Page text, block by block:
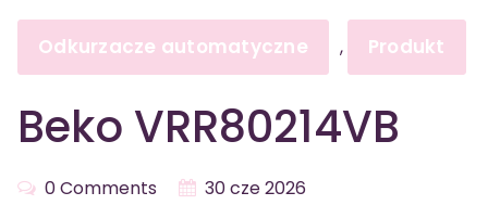
Odkurzacze automatyczne , Produkt
Beko VRR80214VB
0 Comments 30 cze 2026